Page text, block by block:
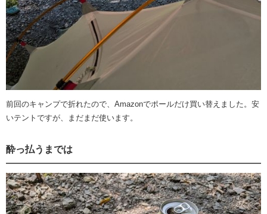
前回のキャンプで折れたので、Amazonでポールだけ買い替えました。安
いテントですが、まだまだ使います。
酔っ払うまでは